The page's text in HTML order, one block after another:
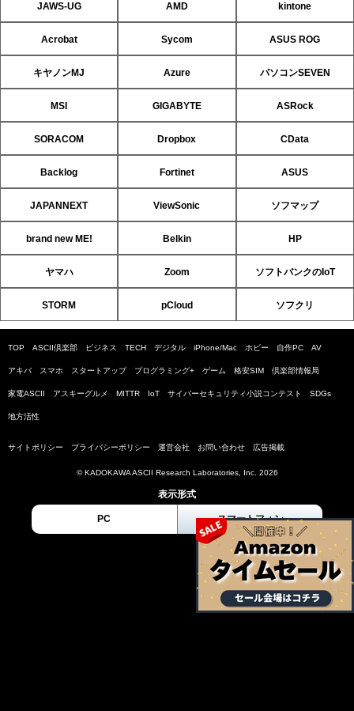
JAWS-UG AMD kintone
Acrobat Sycom ASUS ROG
キヤノンMJ Azure パソコンSEVEN
MSI GIGABYTE ASRock
SORACOM Dropbox CData
Backlog Fortinet ASUS
JAPANNEXT ViewSonic ソフマップ
brand new ME! Belkin HP
ヤマハ Zoom ソフトバンクのIoT
STORM pCloud ソフクリ
TOP ASCII倶楽部 ビジネス TECH デジタル iPhone/Mac ホビー 自作PC AV
アキバ スマホ スタートアップ プログラミング+ ゲーム 格安SIM 倶楽部情報局
家電ASCII アスキーグルメ MITTR IoT サイバーセキュリティ小説コンテスト SDGs
地方活性
サイトポリシー プライバシーポリシー 運営会社 お問い合わせ 広告掲載
© KADOKAWA ASCII Research Laboratories, Inc. 2026
表示形式
PC スマートフォン